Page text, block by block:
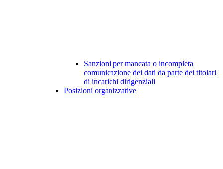
Sanzioni per mancata o incompleta
comunicazione dei dati da parte dei titolari
di incarichi dirigenziali
Posizioni organizzative